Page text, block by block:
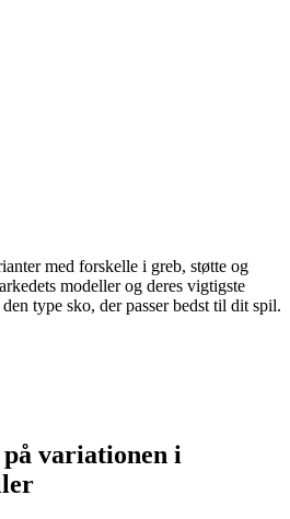
med forskelle i greb, støtte og
modeller og deres vigtigste
type sko, der passer bedst til dit spil.
variationen i